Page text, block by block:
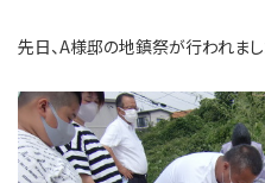
先日、A様邸の地鎮祭が行われまし